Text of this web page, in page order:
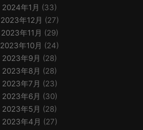
2024年1月 (33)
2023年12月 (27)
2023年11月 (29)
2023年10月 (24)
2023年9月 (28)
2023年8月 (28)
2023年7月 (23)
2023年6月 (30)
2023年5月 (28)
2023年4月 (27)